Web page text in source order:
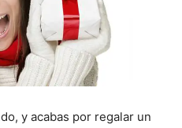
y acabas por regalar un